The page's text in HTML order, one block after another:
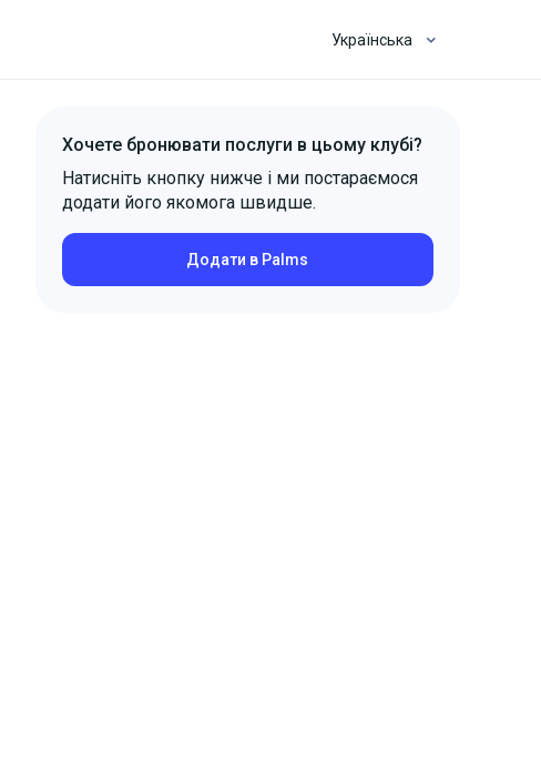
Українська
Хочете бронювати послуги в цьому клубі?
Натисніть кнопку нижче і ми постараємося
додати його якомога швидше.
Додати в Palms